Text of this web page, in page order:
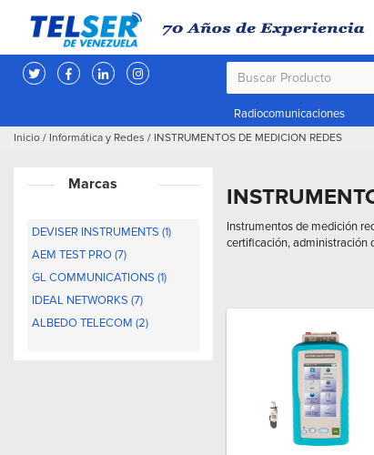
Radiocomunicaciones
Inicio / Informática y Redes / INSTRUMENTOS DE MEDICION REDES
Marcas
DEVISER INSTRUMENTS (1)
AEM TEST PRO (7)
GL COMMUNICATIONS (1)
IDEAL NETWORKS (7)
ALBEDO TELECOM (2)
Instrumentos de medición
certificación, administración